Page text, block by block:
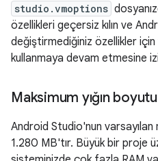
studio.vmoptions
özellikleri geçersiz kılın ve
değiştirmediğiniz özellikler için
kullanmaya devam etmesine
Maksimum yığın boyutu
Android Studio'nun varsayılan
1.280 MB'tır. Büyük bir proje